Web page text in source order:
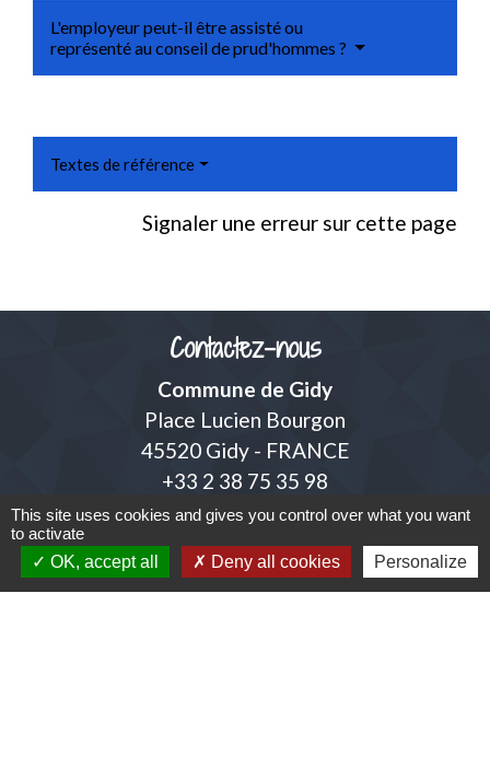
L'employeur peut-il être assisté ou
représenté au conseil de prud'hommes ?
Textes de référence
Signaler une erreur sur cette page
Contactez-nous
Commune de Gidy
Place Lucien Bourgon
45520 Gidy - FRANCE
+33 2 38 75 35 98
Contact par formulaire
adresse mail de la mairie
This site uses cookies and gives you control over what you want
to activate
OK, accept all
Deny all cookies Personalize